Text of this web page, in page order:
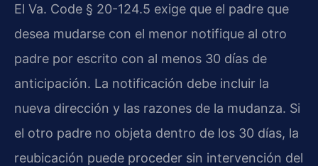
El Va. Code § 20-124.5 exige que el padre que
desea mudarse con el menor notifique al otro
padre por escrito con al menos 30 días de
anticipación. La notificación debe incluir la
nueva dirección y las razones de la mudanza. Si
el otro padre no objeta dentro de los 30 días, la
reubicación puede proceder sin intervención del